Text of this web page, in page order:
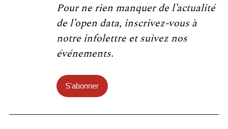
Pour ne rien manquer de l’actualité
de l’open data, inscrivez-vous à
notre infolettre et suivez nos
événements.
S'abonner